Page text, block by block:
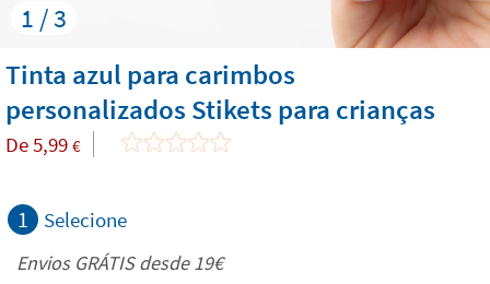
1 / 3
Tinta azul para carimbos
personalizados Stikets para crianças
De5,99 €
1 Selecione
Envios GRÁTIS desde 19€